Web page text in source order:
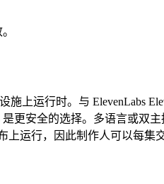
上运行时。与 ElevenLabs
更安全的选择。多语言或双
上运行，因此制作人可以每集